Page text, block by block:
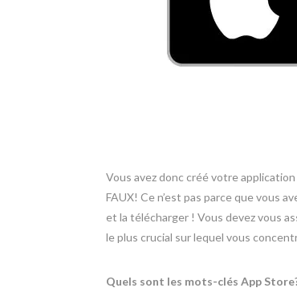
Vous avez donc créé votre
FAUX! Ce n’est pas parce que vous
et la télécharger ! Vous devez vous
le plus crucial sur lequel vous
Quels sont les mots-clés App